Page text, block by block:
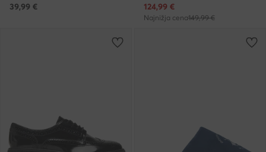
39,99 €
Trenutna cena
124,99 €
Najnižja cena149,99 €